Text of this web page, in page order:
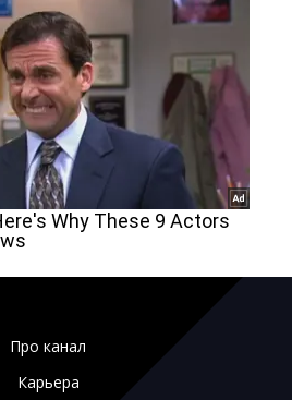
Про канал
Карьера